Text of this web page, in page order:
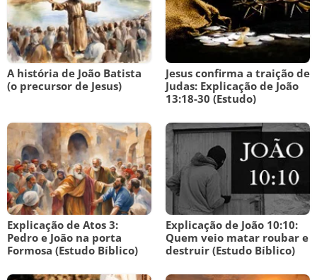
A história de João Batista
(o precursor de Jesus)
Jesus confirma a traição de
Judas: Explicação de João
13:18-30 (Estudo)
Explicação de Atos 3:
Pedro e João na porta
Formosa (Estudo Bíblico)
Explicação de João 10:10:
Quem veio matar roubar e
destruir (Estudo Bíblico)